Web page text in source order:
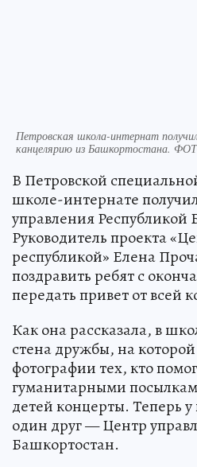
Петровская школа-интернат
канцелярию из Башкортостана.
В Петровской
школе-интернате
управления Республикой
Руководитель проекта
республикой» Елена
поздравить ребят с
передать привет от всей
Как она рассказала, в
стена дружбы, на
фотографии тех, кто
гуманитарными
детей концерты. Теперь
один друг — Центр
Башкортостан.